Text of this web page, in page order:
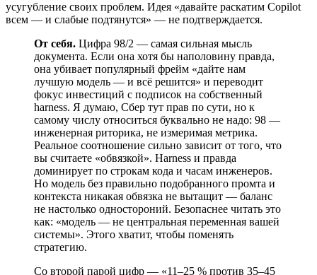
усугубление своих проблем. Идея «давайте раскатим Copilot
всем — и слабые подтянутся» — не подтверждается.
От себя. Цифра 98/2 — самая сильная мысль
документа. Если она хотя бы наполовину правда,
она убивает популярный фрейм «дайте нам
лучшую модель — и всё решится» и переводит
фокус инвестиций с подписок на собственный
harness. Я думаю, Сбер тут прав по сути, но к
самому числу относиться буквально не надо: 98 —
инженерная риторика, не измеримая метрика.
Реальное соотношение сильно зависит от того, что
вы считаете «обвязкой». Harness и правда
доминирует по строкам кода и часам инженеров.
Но модель без правильно подобранного промта и
контекста никакая обвязка не вытащит — баланс
не настолько одностороний. Безопаснее читать это
как: «модель — не центральная переменная вашей
системы». Этого хватит, чтобы поменять
стратегию.
Со второй парой цифр — «11–25 % против 35–45